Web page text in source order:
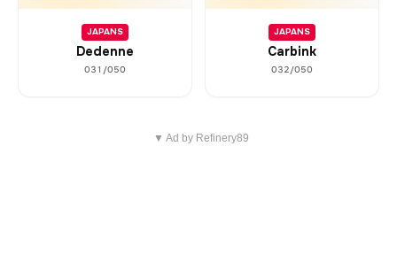
JAPANS
Dedenne
031/050
JAPANS
Carbink
032/050
▼ Ad by Refinery89